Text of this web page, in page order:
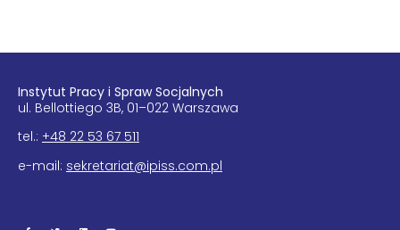
Insty­tut Pracy i Spraw Soc­jal­nych
ul. Bel­lot­tiego 3B, 01–022 Warszawa
tel.: +48 22 53 67 511
e-mail: sekretariat@ipiss.com.pl